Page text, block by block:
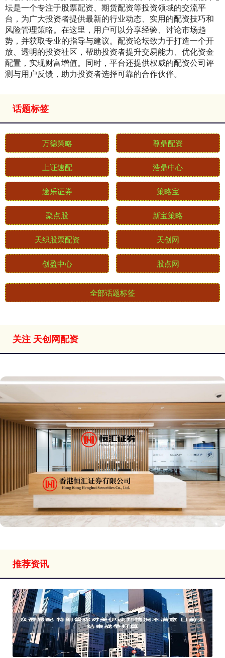
坛是一个专注于股票配资、期货配资等投资领域的交流平
台，为广大投资者提供最新的行业动态、实用的配资技巧和
风险管理策略。在这里，用户可以分享经验、讨论市场趋
势，并获取专业的指导与建议。配资论坛致力于打造一个开
放、透明的投资社区，帮助投资者提升交易能力、优化资金
配置，实现财富增值。同时，平台还提供权威的配资公司评
测与用户反馈，助力投资者选择可靠的合作伙伴。
话题标签
万德策略 尊鼎配资
上证速配 浩鼎中心
途乐证券 策略宝
聚点股 新宝策略
天织股票配资 天创网
创盈中心 股点网
全部话题标签
关注 天创网配资
推荐资讯